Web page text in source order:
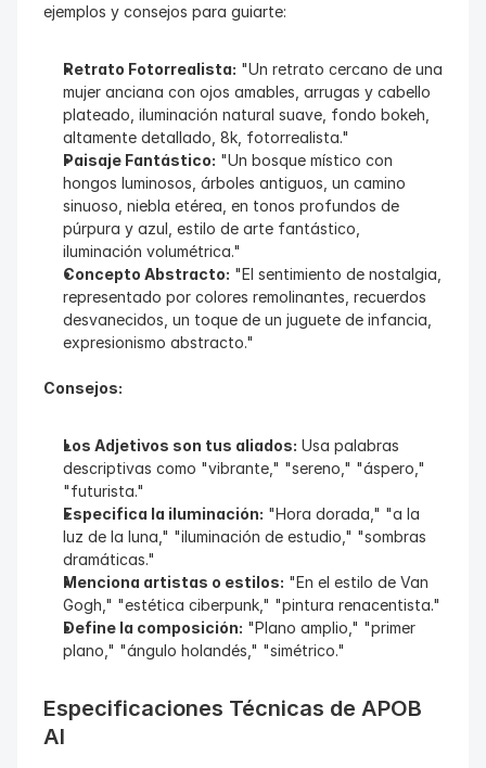
ejemplos y consejos para guiarte:
Retrato Fotorrealista: "Un retrato cercano de una
mujer anciana con ojos amables, arrugas y cabello
plateado, iluminación natural suave, fondo bokeh,
altamente detallado, 8k, fotorrealista."
Paisaje Fantástico: "Un bosque místico con
hongos luminosos, árboles antiguos, un camino
sinuoso, niebla etérea, en tonos profundos de
púrpura y azul, estilo de arte fantástico,
iluminación volumétrica."
Concepto Abstracto: "El sentimiento de nostalgia,
representado por colores remolinantes, recuerdos
desvanecidos, un toque de un juguete de infancia,
expresionismo abstracto."
Consejos:
Los Adjetivos son tus aliados: Usa palabras
descriptivas como "vibrante," "sereno," "áspero,"
"futurista."
Especifica la iluminación: "Hora dorada," "a la
luz de la luna," "iluminación de estudio," "sombras
dramáticas."
Menciona artistas o estilos: "En el estilo de Van
Gogh," "estética ciberpunk," "pintura renacentista."
Define la composición: "Plano amplio," "primer
plano," "ángulo holandés," "simétrico."
Especificaciones Técnicas de APOB
AI